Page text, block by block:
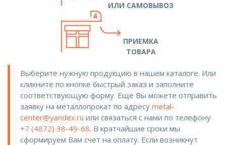
ИЛИ САМОВЫВОЗ
ПРИЕМКА
ТОВАРА
Выберите нужную продукцию в нашем каталоге. Или
кликните по кнопке быстрый заказ и заполните
соответствующую форму. Еще Вы можете отправить
заявку на металлопрокат по адресу metal-
center@yandex.ru или связаться с нами по телефону
+7 (4872) 38-49-68. В кратчайшие сроки мы
сформируем Вам счет на оплату. Если возникнут